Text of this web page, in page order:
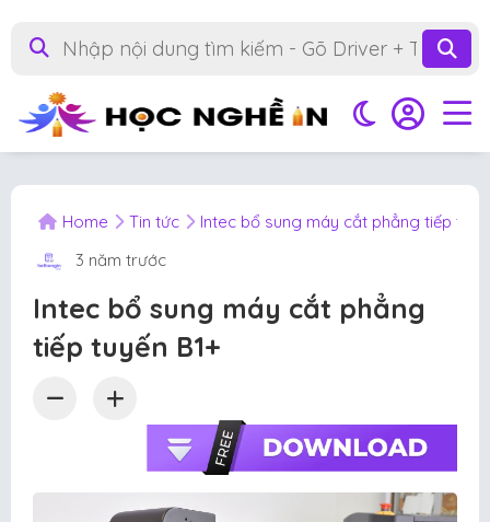
Home Tin tức
Intec bổ sung máy cắt phẳng tiếp
3 năm trước
Intec bổ sung máy cắt phẳng
tiếp tuyến B1+